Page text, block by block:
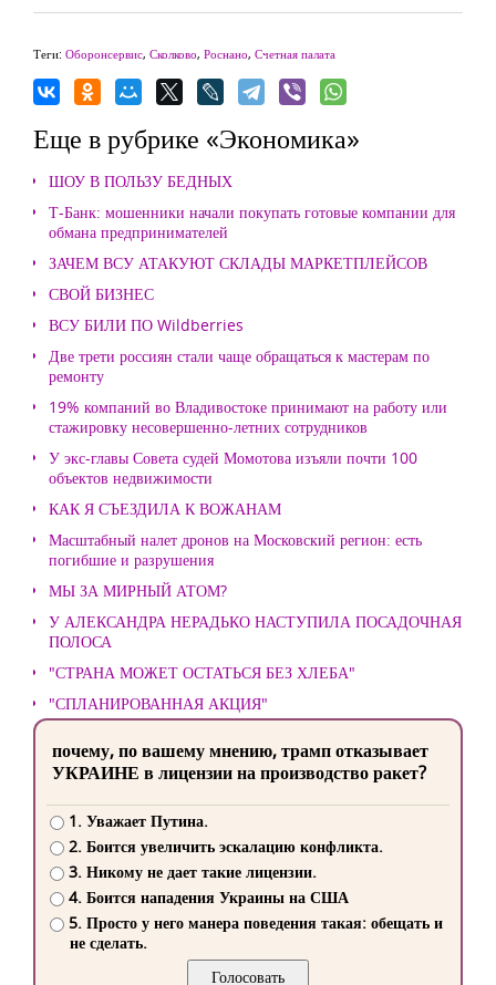
Теги: Оборонсервис, Сколково, Роснано, Счетная палата
Еще в рубрике «Экономика»
ШОУ В ПОЛЬЗУ БЕДНЫХ
Т-Банк: мошенники начали покупать готовые компании для
обмана предпринимателей
ЗАЧЕМ ВСУ АТАКУЮТ СКЛАДЫ МАРКЕТПЛЕЙСОВ
СВОЙ БИЗНЕС
ВСУ БИЛИ ПО Wildberries
Две трети россиян стали чаще обращаться к мастерам по
ремонту
19% компаний во Владивостоке принимают на работу или
стажировку несовершенно-летних сотрудников
У экс-главы Совета судей Момотова изъяли почти 100
объектов недвижимости
КАК Я СЪЕЗДИЛА К ВОЖАНАМ
Масштабный налет дронов на Московский регион: есть
погибшие и разрушения
МЫ ЗА МИРНЫЙ АТОМ?
У АЛЕКСАНДРА НЕРАДЬКО НАСТУПИЛА ПОСАДОЧНАЯ
ПОЛОСА
"СТРАНА МОЖЕТ ОСТАТЬСЯ БЕЗ ХЛЕБА"
"СПЛАНИРОВАННАЯ АКЦИЯ"
почему, по вашему мнению, трамп отказывает
УКРАИНЕ в лицензии на производство ракет?
1. Уважает Путина.
2. Боится увеличить эскалацию конфликта.
3. Никому не дает такие лицензии.
4. Боится нападения Украины на США
5. Просто у него манера поведения такая: обещать и
не сделать.